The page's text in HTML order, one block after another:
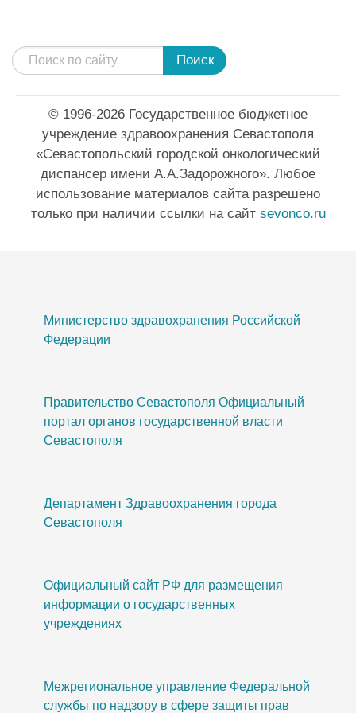
Поиск
© 1996-2026 Государственное бюджетное
учреждение здравоохранения Севастополя
«Севастопольский городской онкологический
диспансер имени А.А.Задорожного». Любое
использование материалов сайта разрешено
только при наличии ссылки на сайт sevonco.ru
Министерство здравохранения Российской
Федерации
Правительство Севастополя Официальный
портал органов государственной власти
Севастополя
Департамент Здравоохранения города
Севастополя
Официальный сайт РФ для размещения
информации о государственных
учреждениях
Межрегиональное управление Федеральной
службы по надзору в сфере защиты прав